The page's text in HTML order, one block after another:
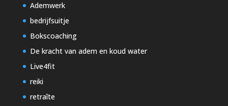
Ademwerk
bedrijfsuitje
Bokscoaching
De kracht van adem en koud water
Live4fit
reiki
retraîte